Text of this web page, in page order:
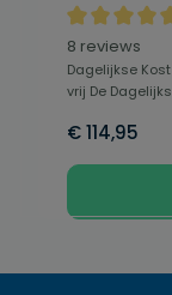
Gemiddelde
8 reviews
Dagelijkse
vrij De
€ 114,95